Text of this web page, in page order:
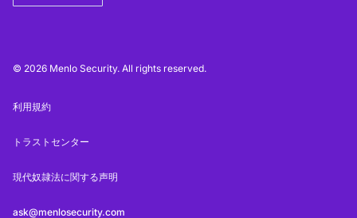
© 2026 Menlo Security. All rights reserved.
利用規約
トラストセンター
現代奴隷法に関する声明
ask@menlosecurity.com